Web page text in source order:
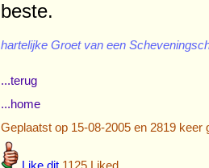
beste.
hartelijke Groet van een
...terug
...home
Geplaatst op 15-08-2005 en 2819 keer